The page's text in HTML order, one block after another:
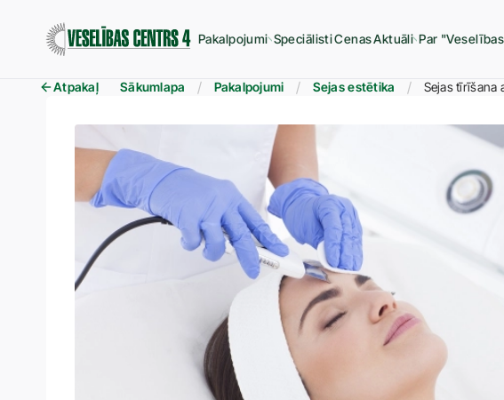
Pakalpojumi SpeciālistiCenasAktuāli Par
Atpakaļ Sākumlapa Pakalpojumi Sejas estētika Sejas tīrīšana